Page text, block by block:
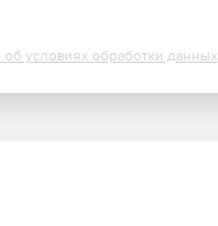
условиях обработки данных